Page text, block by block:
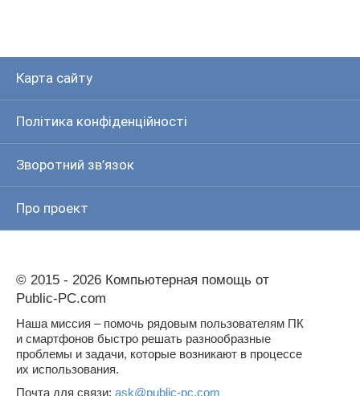
Карта сайту
Політика конфіденційності
Зворотний зв’язок
Про проект
© 2015 - 2026 Компьютерная помощь от
Public-PC.com
Наша миссия – помочь рядовым пользователям ПК
и смартфонов быстро решать разнообразные
проблемы и задачи, которые возникают в процессе
их использования.
Почта для связи: ask@public-pc.com